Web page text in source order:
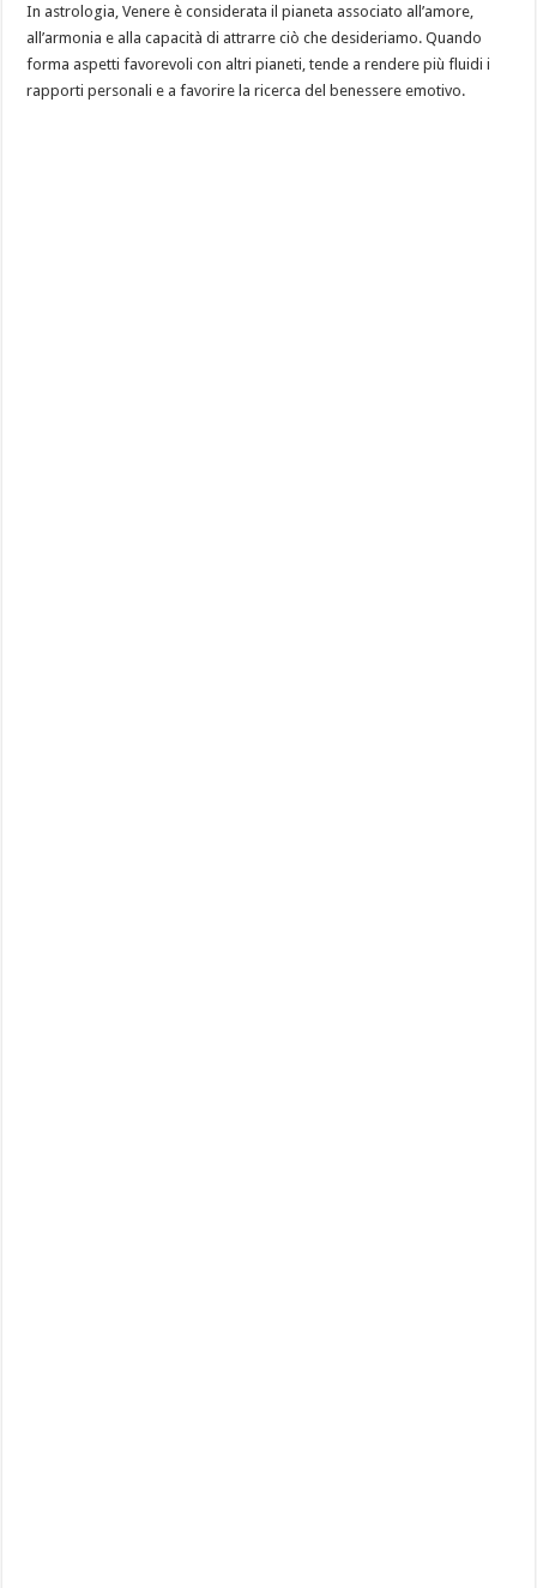
In astrologia, Venere è considerata il pianeta associato all’amore,
all’armonia e alla capacità di attrarre ciò che desideriamo. Quando
forma aspetti favorevoli con altri pianeti, tende a rendere più fluidi i
rapporti personali e a favorire la ricerca del benessere emotivo.